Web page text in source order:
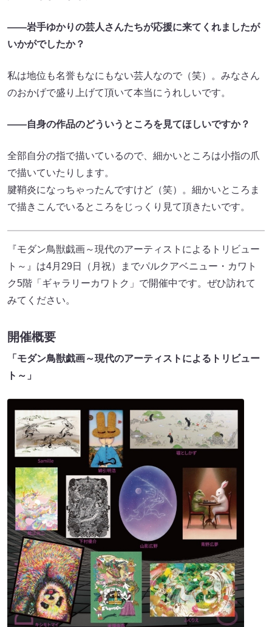
――岩手ゆかりの芸人さんたちが応援に来てくれましたが
いかがでしたか？
私は地位も名誉もなにもない芸人なので（笑）。みなさん
のおかげで盛り上げて頂いて本当にうれしいです。
――自身の作品のどういうところを見てほしいですか？
全部自分の指で描いているので、細かいところは小指の爪
で描いていたりします。
腱鞘炎になっちゃったんですけど（笑）。細かいところま
で描きこんでいるところをじっくり見て頂きたいです。
『モダン鳥獣戯画～現代のアーティストによるトリビュー
ト～』は4月29日（月祝）までパルクアベニュー・カワト
ク5階「ギャラリーカワトク」で開催中です。ぜひ訪れて
みてください。
開催概要
「モダン鳥獣戯画～現代のアーティストによるトリビュー
ト～」